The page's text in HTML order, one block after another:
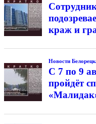
краж и
Новости
С 7 по 9
пройдёт